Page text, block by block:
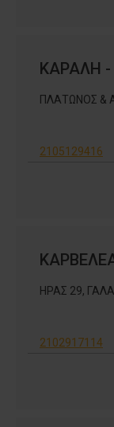
ΚΑΡΑΛΗ -
ΠΛΑΤΩΝΟΣ &
2105129416
ΗΡΑΣ 29,
2102917114